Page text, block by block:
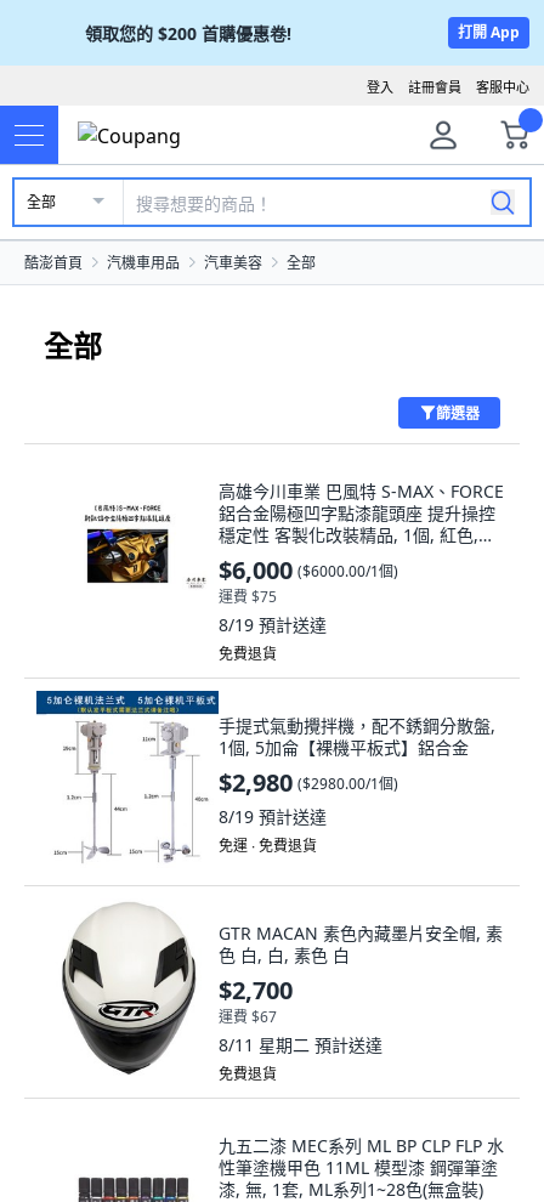
領取您的 $200 首購優惠卷! 打開 App
客服中心
註冊會員
登入
全部
酷澎首頁 汽機車用品 汽車美容 全部
全部
篩選器
高雄今川車業 巴風特 S-MAX、FORCE
鋁合金陽極凹字點漆龍頭座 提升操控
穩定性 客製化改裝精品, 1個, 紅色,黑
色
$6,000 ($6000.00/1個)
運費 $75
8/19 預計送達
免費退貨
手提式氣動攪拌機，配不銹鋼分散盤,
1個, 5加侖【裸機平板式】鋁合金
$2,980 ($2980.00/1個)
8/19 預計送達
免運 ∙ 免費退貨
GTR MACAN 素色內藏墨片安全帽, 素
色 白, 白, 素色 白
$2,700
運費 $67
8/11 星期二 預計送達
免費退貨
九五二漆 MEC系列 ML BP CLP FLP 水
性筆塗機甲色 11ML 模型漆 鋼彈筆塗
漆, 無, 1套, ML系列1~28色(無盒裝)